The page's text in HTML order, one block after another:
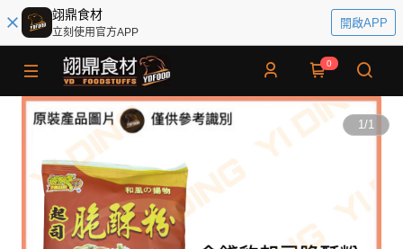
翊鼎食材
立刻使用官方APP
開啟APP
0
1/1